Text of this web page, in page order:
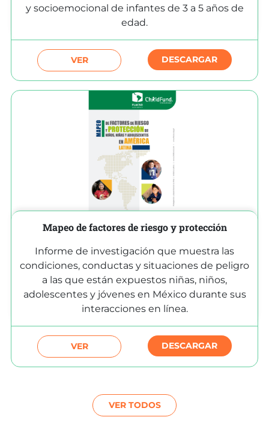
y socioemocional de infantes de 3 a 5 años de
edad.
VER DESCARGAR
Mapeo de factores de riesgo y protección
Informe de investigación que muestra las
condiciones, conductas y situaciones de peligro
a las que están expuestos niñas, niños,
adolescentes y jóvenes en México durante sus
interacciones en línea.
VER DESCARGAR
VER TODOS